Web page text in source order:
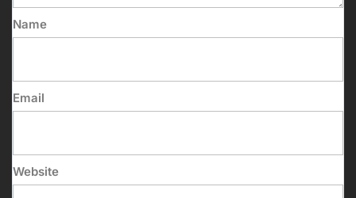
Name
Email
Website